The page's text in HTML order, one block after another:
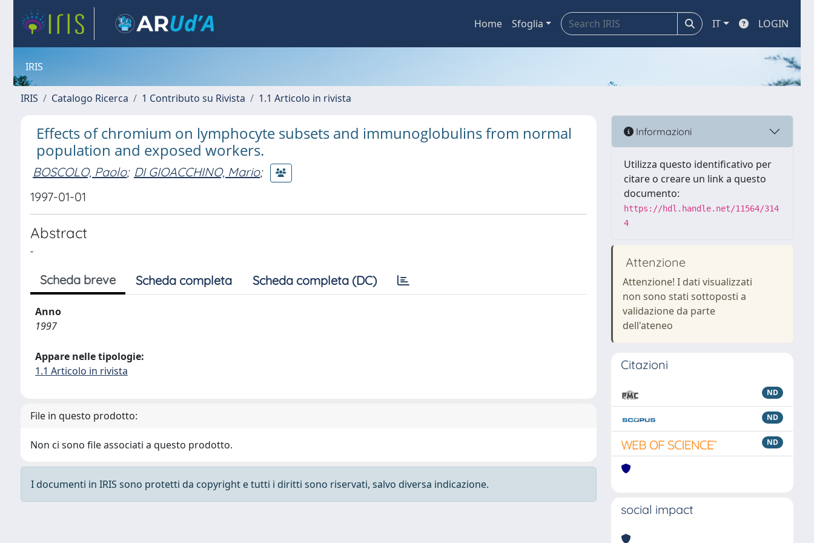
Home Sfoglia IT LOGIN
IRIS
IRIS Catalogo Ricerca 1 Contributo su Rivista 1.1 Articolo in rivista
Effects of chromium on lymphocyte subsets and immunoglobulins from normal
population and exposed workers.
BOSCOLO, Paolo; DI GIOACCHINO, Mario;
1997-01-01
Abstract
-
Scheda breve Scheda completa Scheda completa (DC)
Anno
1997
Appare nelle tipologie:
1.1 Articolo in rivista
File in questo prodotto:
Non ci sono file associati a questo prodotto.
I documenti in IRIS sono protetti da copyright e tutti i diritti sono riservati, salvo diversa indicazione.
Informazioni
Utilizza questo identificativo per
citare o creare un link a questo
documento:
https://hdl.handle.net/11564/314
4
Attenzione
Attenzione! I dati visualizzati
non sono stati sottoposti a
validazione da parte
dell'ateneo
Citazioni
ND
ND
ND
social impact